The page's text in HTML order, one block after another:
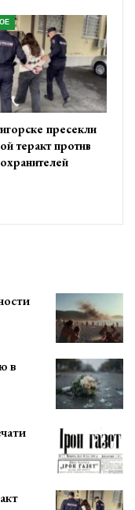
пресекли
теракт против
в